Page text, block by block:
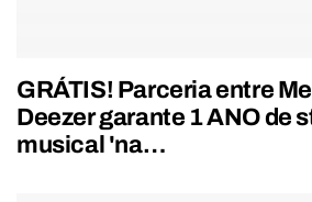
GRÁTIS! Parceria entre
Deezer garante 1 ANO de
musical 'na…